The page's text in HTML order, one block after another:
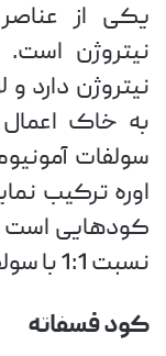
یکی از
نیتروژن
نیتروژن دارد
به خاک
سولفات
اوره ترکیب
کودهایی است
نسبت 1:1 با سولفات آمونیوم ترکیب کرد.
کود فسفاته